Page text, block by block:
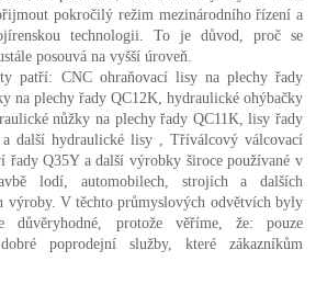
pokročilý režim mezinárodního řízení a
technologii. To je důvod, proč se
posouvá na vyšší úroveň.
patří: CNC ohraňovací lisy na plechy řady
na plechy řady QC12K, hydraulické ohýbačky
nůžky na plechy řady QC11K, lisy řady
další hydraulické lisy , Tříválcový válcovací
řady Q35Y a další výrobky široce používané v
lodí, automobilech, strojích a dalších
výroby. V těchto průmyslových odvětvích byly
důvěryhodné, protože věříme, že: pouze
poprodejní služby, které zákazníkům